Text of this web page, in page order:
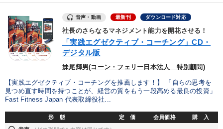
音声・動画 最新刊 ダウンロード対応
社長のさらなるマネジメント能力を開花させる！
「実践エグゼクティブ・コーチング」CD・
デジタル版
妹尾輝男(コーン・フェリー日本法人 特別顧問)
【実践エグゼクティブ・コーチングを推薦します！】 「自らの思考を
見つめ直す時間を持つことが、経営の質をもう一段高める最良の投資」
Fast Fitness Japan 代表取締役社...
形 態 定 価 会員価格 購 入